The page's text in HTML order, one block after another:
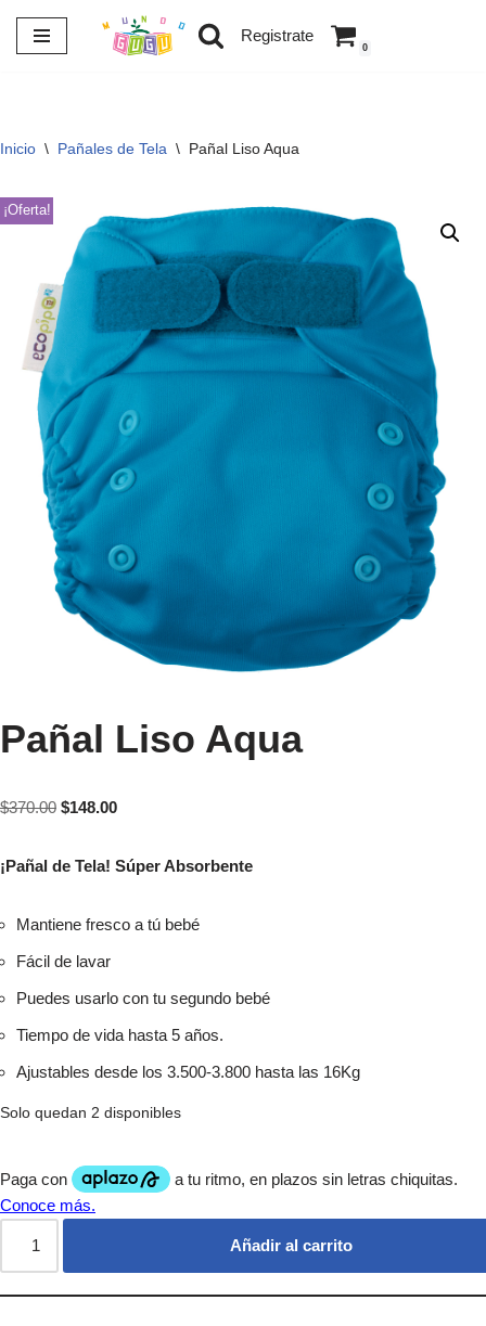
Saltar
Registrate
0
Inicio \ Pañales de Tela \ Pañal Liso Aqua
¡Oferta!
Pañal Liso Aqua
$370.00 $148.00
¡Pañal de Tela! Súper Absorbente
Mantiene fresco a tú bebé
Fácil de lavar
Puedes usarlo con tu segundo bebé
Tiempo de vida hasta 5 años.
Ajustables desde los 3.500-3.800 hasta las 16Kg
Solo quedan 2 disponibles
Añadir al carrito